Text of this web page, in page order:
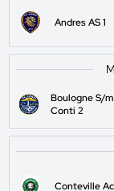
Andres AS 1
Boulogne S/
Conti 2
Conteville